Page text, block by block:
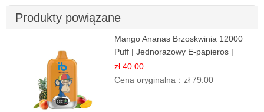
Produkty powiązane
Mango Ananas Brzoskwinia 12000
Puff | Jednorazowy E-papieros |
Tropikalny Smak
zł 40.00
Cena oryginalna：zł 79.00